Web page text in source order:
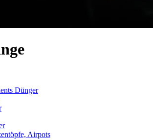
Dünger
Airpots